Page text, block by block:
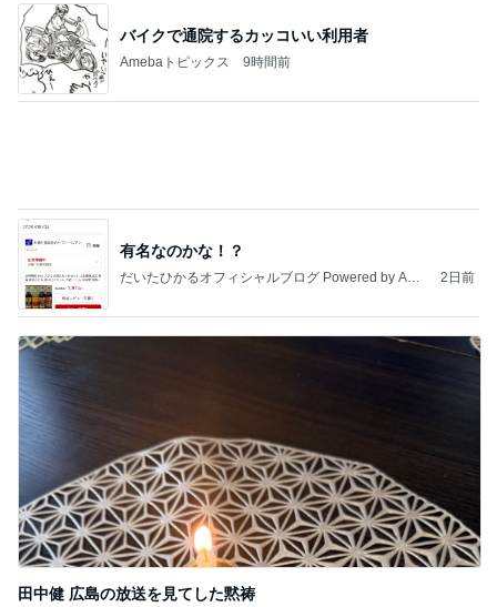
バイクで通院するカッコいい利用者
Amebaトピックス 9時間前
有名なのかな！？
だいたひかるオフィシャルブログ Powered by Ame
2日前
田中健 広島の放送を見てした黙祷